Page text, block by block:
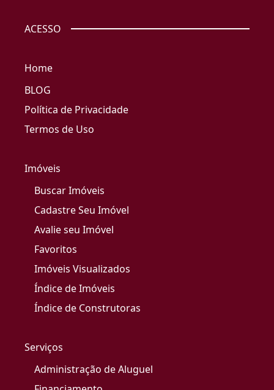
ACESSO
Home
BLOG
Política de Privacidade
Termos de Uso
Imóveis
Buscar Imóveis
Cadastre Seu Imóvel
Avalie seu Imóvel
Favoritos
Imóveis Visualizados
Índice de Imóveis
Índice de Construtoras
Serviços
Administração de Aluguel